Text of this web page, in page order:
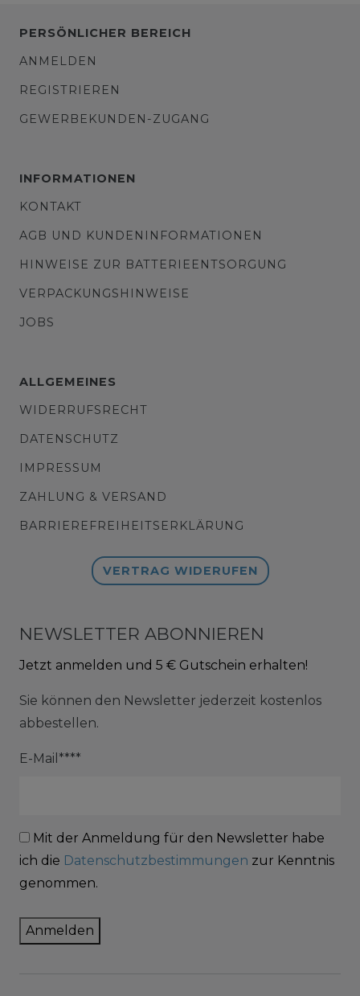
PERSÖNLICHER BEREICH
ANMELDEN
REGISTRIEREN
GEWERBEKUNDEN-ZUGANG
INFORMATIONEN
KONTAKT
AGB UND KUNDENINFORMATIONEN
HINWEISE ZUR BATTERIEENTSORGUNG
VERPACKUNGSHINWEISE
JOBS
ALLGEMEINES
WIDERRUFSRECHT
DATENSCHUTZ
IMPRESSUM
ZAHLUNG & VERSAND
BARRIEREFREIHEITSERKLÄRUNG
VERTRAG WIDERUFEN
NEWSLETTER ABONNIEREN
Jetzt anmelden und 5 € Gutschein erhalten!
Sie können den Newsletter jederzeit kostenlos
abbestellen.
E-Mail****
Mit der Anmeldung für den Newsletter habe
ich die Datenschutzbestimmungen zur Kenntnis
genommen.
Anmelden